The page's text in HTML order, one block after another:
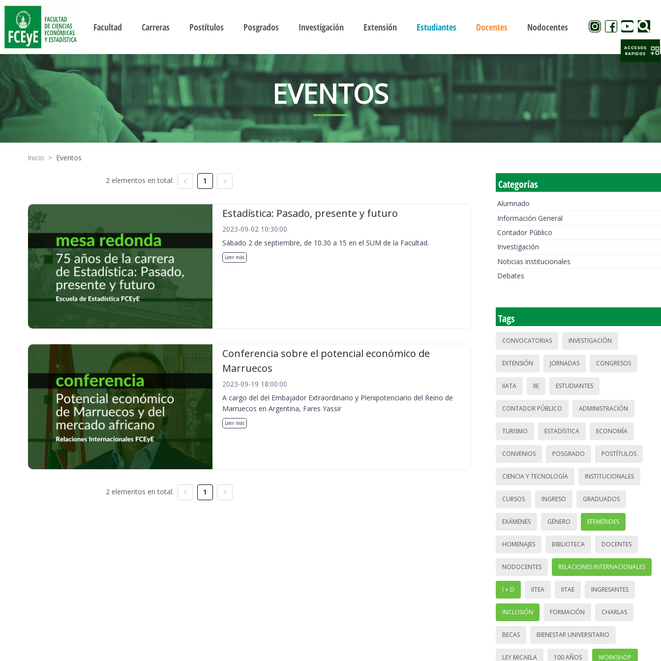
Facultad Carreras Postítulos Posgrados Investigación Extensión Estudiantes Docentes Nodocentes
EVENTOS
Inicio > Eventos
2 elementos en total: 1
Estadística: Pasado, presente y futuro
2023-09-02 10:30:00
Sábado 2 de septiembre, de 10.30 a 15 en el SUM de la Facultad.
Leer más
Conferencia sobre el potencial económico de
Marruecos
2023-09-19 18:00:00
A cargo del del Embajador Extraordinario y Plenipotenciario del Reino de
Marruecos en Argentina, Fares Yassir
Leer más
2 elementos en total: 1
Categorías
Alumnado
Información General
Contador Público
Investigación
Noticias institucionales
Debates
Tags
CONVOCATORIAS INVESTIGACIÓN
EXTENSIÓN JORNADAS CONGRESOS
IIATA IIE ESTUDIANTES
CONTADOR PÚBLICO ADMINISTRACIÓN
TURISMO ESTADÍSTICA ECONOMÍA
CONVENIOS POSGRADO POSTÍTULOS
CIENCIA Y TECNOLOGÍA INSTITUCIONALES
CURSOS INGRESO GRADUADOS
EXÁMENES GÉNERO EFEMÉRIDES
HOMENAJES BIBLIOTECA DOCENTES
NODOCENTES RELACIONES INTERNACIONALES
I + D IITEA IITAE INGRESANTES
INCLUSIÓN FORMACIÓN CHARLAS
BECAS BIENESTAR UNIVERSITARIO
LEY MICAELA 100 AÑOS WORKSHOP
ACCESOS
RAPIDOS